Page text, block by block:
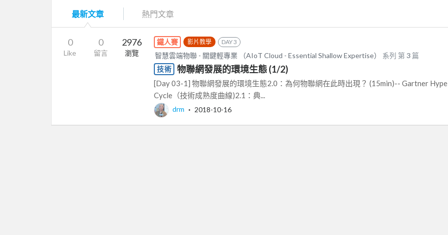
最新文章 熱門文章
0
Like
0
留言
2976
瀏覽
鐵人賽 影片教學 DAY 3
智慧雲端物聯 - 關鍵輕專業 （AIoT Cloud - Essential Shallow Expertise） 系列 第3 篇
技術
物聯網發展的環境生態 (1/2)
[Day 03-1] 物聯網發展的環境生態2.0：為何物聯網在此時出現？ (15min)-- Gartner Hype
Cycle（技術成熟度曲線)2.1：典...
drm ‧ 2018-10-16